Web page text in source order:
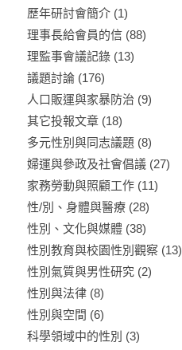
歷年研討會簡介(1)
理事長給會員的信(88)
理監事會議記錄(13)
議題討論(176)
人口販運與家暴防治 (9)
其它投報文章(18)
多元性別與同志議題(8)
婦運與參政及社會倡議(27)
家務勞動與照顧工作(11)
性/別、身體與醫療(28)
性別、文化與媒體(38)
性別教育與校園性別觀察 (13)
性別氣質與男性研究(2)
性別與法律(8)
性別與空間 (6)
科學領域中的性別 (3)